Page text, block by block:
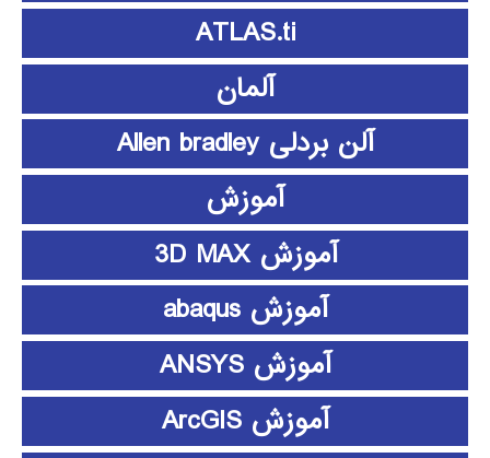
ATLAS.ti
آلمان
آلن بردلی Allen bradley
آموزش
آموزش 3D MAX
آموزش abaqus
آموزش ANSYS
آموزش ArcGIS